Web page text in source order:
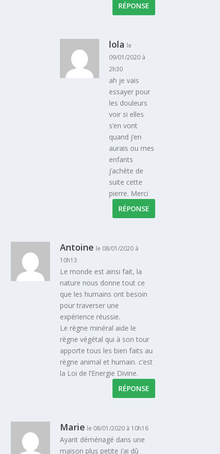
RÉPONSE
lola le
09/01/2020 à
2h30
ah je vais
essayer pour
les douleurs
voir si elles
s’en vont
quand j’en
aurais ou mes
enfants
j’achète de
suite cette
pierre. Merci
RÉPONSE
Antoine le 08/01/2020 à
10h13
Le monde est ainsi fait, la
nature nous donne tout ce
que les humains ont besoin
pour traverser une
expérience réussie.
Le règne minéral aide le
règne végétal qui à son tour
apporte tous les bien faits au
règne animal et humain. c’est
la Loi de l’Energie Divine.
RÉPONSE
Marie le 08/01/2020 à 10h16
Ayant déménagé dans une
maison plus petite j’ai dû